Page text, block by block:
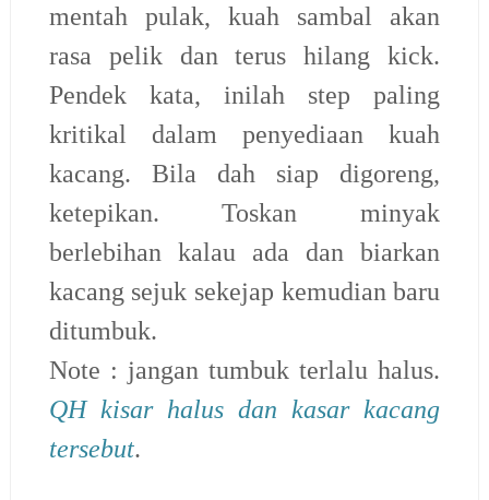
mentah pulak, kuah sambal akan
rasa pelik dan terus hilang kick.
Pendek kata, inilah step paling
kritikal dalam penyediaan kuah
kacang. Bila dah siap digoreng,
ketepikan. Toskan minyak
berlebihan kalau ada dan biarkan
kacang sejuk sekejap kemudian baru
ditumbuk.
Note : jangan tumbuk terlalu halus.
QH kisar halus dan kasar kacang
tersebut.